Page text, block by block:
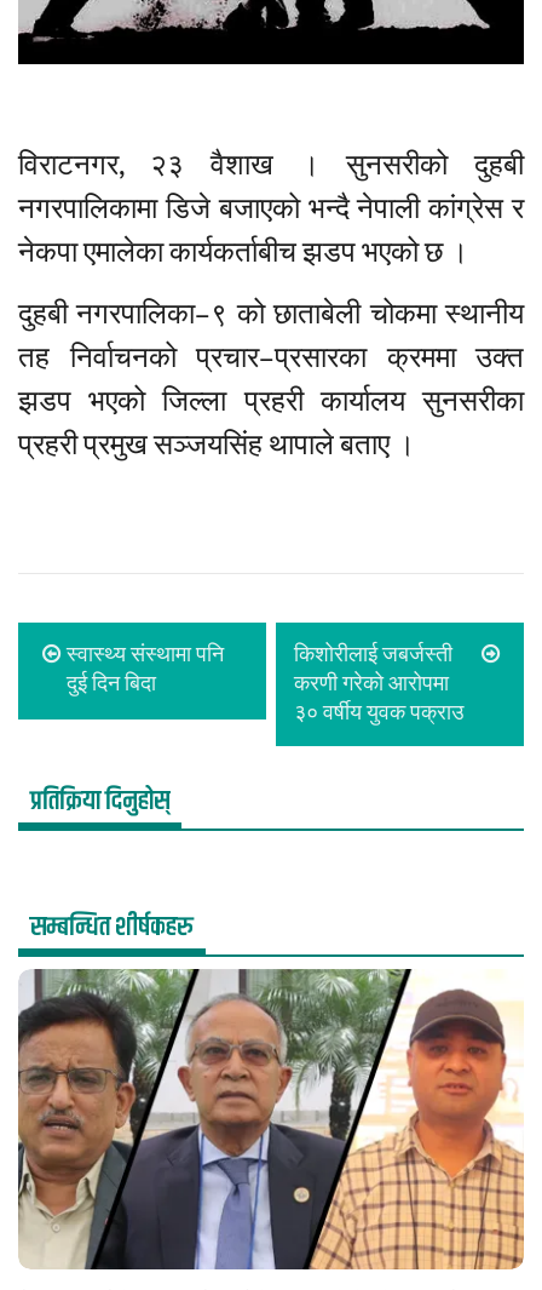
विराटनगर, २३ वैशाख । सुनसरीको दुहबी
नगरपालिकामा डिजे बजाएको भन्दै नेपाली कांग्रेस र
नेकपा एमालेका कार्यकर्ताबीच झडप भएको छ ।
दुहबी नगरपालिका–९ को छाताबेली चोकमा स्थानीय
तह निर्वाचनको प्रचार–प्रसारका क्रममा उक्त
झडप भएको जिल्ला प्रहरी कार्यालय सुनसरीका
प्रहरी प्रमुख सञ्जयसिंह थापाले बताए ।
स्वास्थ्य संस्थामा पनि
दुई दिन बिदा
किशोरीलाई जबर्जस्ती
करणी गरेको आरोपमा
३० वर्षीय युवक पक्राउ
प्रतिक्रिया दिनुहोस्
सम्बन्धित शीर्षकहरु